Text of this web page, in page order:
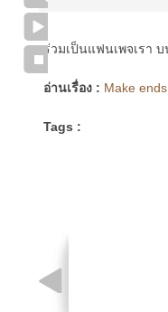
ร่วมเป็นแฟนเพจเรา
อ่านเรื่อง : Make
Tags :